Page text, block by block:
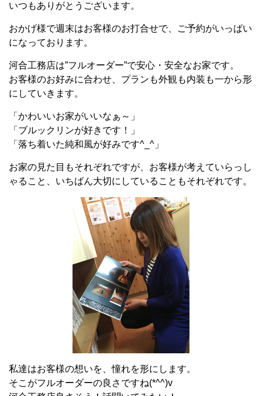
いつもありがとうございます。
おかげ様で週末はお客様のお打合せで、ご予約がいっぱい
になっております。
河合工務店は”フルオーダー”で安心・安全なお家です。
お客様のお好みに合わせ、プランも外観も内装も一から形
にしていきます。
「かわいいお家がいいなぁ～」
「ブルックリンが好きです！」
「落ち着いた純和風が好みです^_^」
お家の見た目もそれぞれですが、お客様が考えていらっし
ゃること、いちばん大切にしていることもそれぞれです。
私達はお客様の想いを、憧れを形にします。
そこがフルオーダーの良さですね(*^^)v